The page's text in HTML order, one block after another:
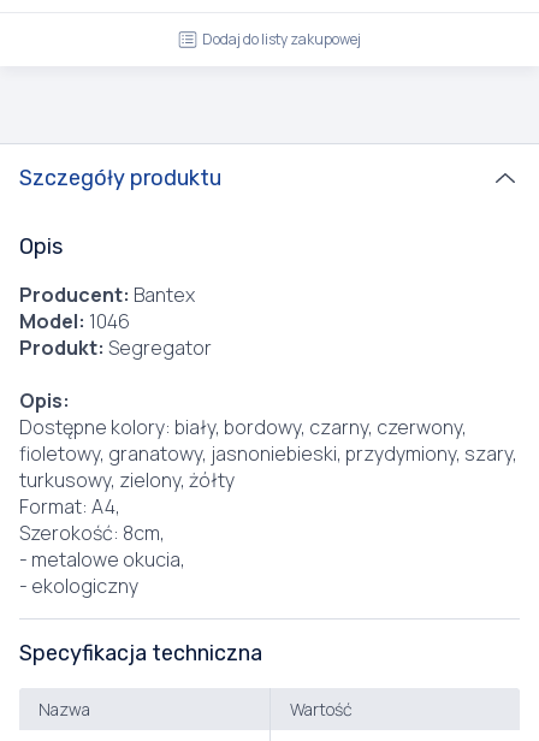
Dodaj do listy zakupowej
Szczegóły produktu
Opis
Producent: Bantex
Model: 1046
Produkt: Segregator
Opis:
Dostępne kolory: biały, bordowy, czarny, czerwony,
fioletowy, granatowy, jasnoniebieski, przydymiony, szary,
turkusowy, zielony, żółty
Format: A4,
Szerokość: 8cm,
- metalowe okucia,
- ekologiczny
Specyfikacja techniczna
Nazwa
Wartość